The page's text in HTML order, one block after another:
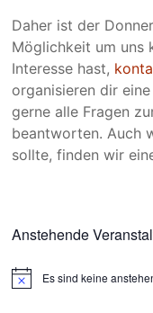
Daher ist der
Möglichkeit um uns
Interesse hast,
organisieren dir
gerne alle Fragen
beantworten. Auch
sollte, finden wir
Anstehende
H
Es sind keine